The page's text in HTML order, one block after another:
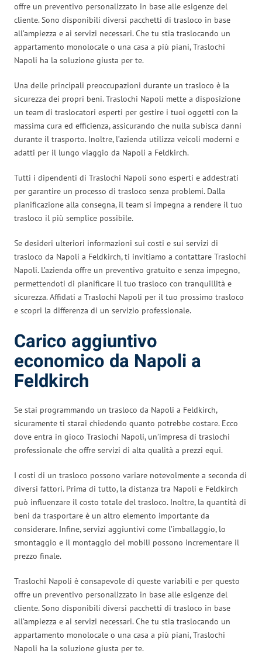
offre un preventivo personalizzato in base alle esigenze del
cliente. Sono disponibili diversi pacchetti di trasloco in base
all’ampiezza e ai servizi necessari. Che tu stia traslocando un
appartamento monolocale o una casa a più piani, Traslochi
Napoli ha la soluzione giusta per te.
Una delle principali preoccupazioni durante un trasloco è la
sicurezza dei propri beni. Traslochi Napoli mette a disposizione
un team di traslocatori esperti per gestire i tuoi oggetti con la
massima cura ed efficienza, assicurando che nulla subisca danni
durante il trasporto. Inoltre, l’azienda utilizza veicoli moderni e
adatti per il lungo viaggio da Napoli a Feldkirch.
Tutti i dipendenti di Traslochi Napoli sono esperti e addestrati
per garantire un processo di trasloco senza problemi. Dalla
pianificazione alla consegna, il team si impegna a rendere il tuo
trasloco il più semplice possibile.
Se desideri ulteriori informazioni sui costi e sui servizi di
trasloco da Napoli a Feldkirch, ti invitiamo a contattare Traslochi
Napoli. L’azienda offre un preventivo gratuito e senza impegno,
permettendoti di pianificare il tuo trasloco con tranquillità e
sicurezza. Affidati a Traslochi Napoli per il tuo prossimo trasloco
e scopri la differenza di un servizio professionale.
Carico aggiuntivo
economico da Napoli a
Feldkirch
Se stai programmando un trasloco da Napoli a Feldkirch,
sicuramente ti starai chiedendo quanto potrebbe costare. Ecco
dove entra in gioco Traslochi Napoli, un’impresa di traslochi
professionale che offre servizi di alta qualità a prezzi equi.
I costi di un trasloco possono variare notevolmente a seconda di
diversi fattori. Prima di tutto, la distanza tra Napoli e Feldkirch
può influenzare il costo totale del trasloco. Inoltre, la quantità di
beni da trasportare è un altro elemento importante da
considerare. Infine, servizi aggiuntivi come l’imballaggio, lo
smontaggio e il montaggio dei mobili possono incrementare il
prezzo finale.
Traslochi Napoli è consapevole di queste variabili e per questo
offre un preventivo personalizzato in base alle esigenze del
cliente. Sono disponibili diversi pacchetti di trasloco in base
all’ampiezza e ai servizi necessari. Che tu stia traslocando un
appartamento monolocale o una casa a più piani, Traslochi
Napoli ha la soluzione giusta per te.